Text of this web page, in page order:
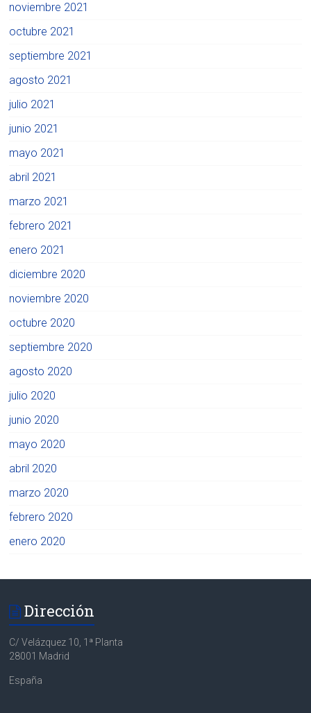
noviembre 2021
octubre 2021
septiembre 2021
agosto 2021
julio 2021
junio 2021
mayo 2021
abril 2021
marzo 2021
febrero 2021
enero 2021
diciembre 2020
noviembre 2020
octubre 2020
septiembre 2020
agosto 2020
julio 2020
junio 2020
mayo 2020
abril 2020
marzo 2020
febrero 2020
enero 2020
Dirección
C/ Velázquez 10, 1ª Planta
28001 Madrid
España